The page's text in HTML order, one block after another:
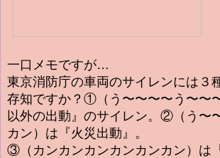
一口メモですが…
東京消防庁の車両のサイレンには３
存知ですか？①（う〜〜〜〜う〜〜
以外の出動』のサイレン。②（う〜
カン）は『火災出動』。
③（カンカンカンカンカンカン）は